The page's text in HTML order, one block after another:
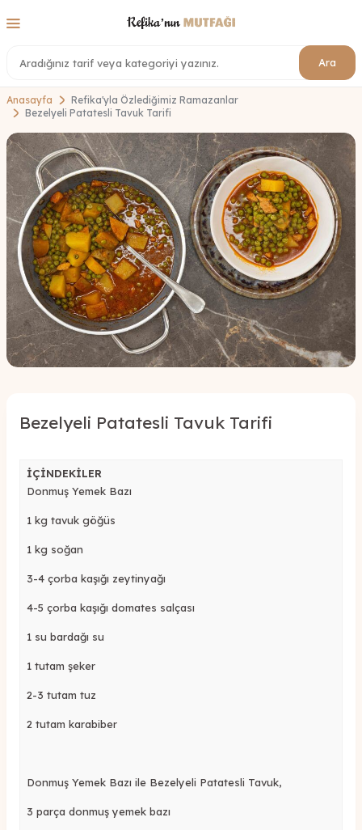
Ara
Anasayfa
Refika'yla Özlediğimiz Ramazanlar
Bezelyeli Patatesli Tavuk Tarifi
Bezelyeli Patatesli Tavuk Tarifi
İÇİNDEKİLER
Donmuş Yemek Bazı
1 kg tavuk göğüs
1 kg soğan
3-4 çorba kaşığı zeytinyağı
4-5 çorba kaşığı domates salçası
1 su bardağı su
1 tutam şeker
2-3 tutam tuz
2 tutam karabiber
Donmuş Yemek Bazı ile Bezelyeli Patatesli Tavuk,
3 parça donmuş yemek bazı